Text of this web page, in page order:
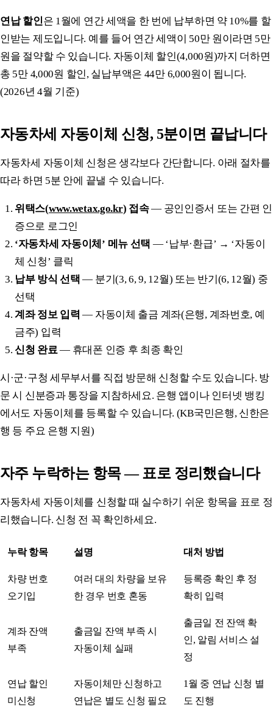
연납 할인은 1월에 연간 세액을 한 번에 납부하면 약 10%를 할
인받는 제도입니다. 예를 들어 연간 세액이 50만 원이라면 5만
원을 절약할 수 있습니다. 자동이체 할인(4,000원)까지 더하면
총 5만 4,000원 할인, 실납부액은 44만 6,000원이 됩니다.
(2026년 4월 기준)
자동차세 자동이체 신청, 5분이면 끝납니다
자동차세 자동이체 신청은 생각보다 간단합니다. 아래 절차를
따라 하면 5분 안에 끝낼 수 있습니다.
위택스(www.wetax.go.kr) 접속— 공인인증서 또는 간편 인
증으로 로그인
‘자동차세 자동이체’ 메뉴 선택 — ‘납부·환급’ → ‘자동이
체 신청’ 클릭
납부 방식 선택 — 분기(3, 6, 9, 12월) 또는 반기(6, 12월) 중
선택
계좌 정보 입력 — 자동이체 출금 계좌(은행, 계좌번호, 예
금주) 입력
신청 완료 — 휴대폰 인증 후 최종 확인
시·군·구청 세무부서를 직접 방문해 신청할 수도 있습니다. 방
문 시 신분증과 통장을 지참하세요. 은행 앱이나 인터넷 뱅킹
에서도 자동이체를 등록할 수 있습니다. (KB국민은행, 신한은
행 등 주요 은행 지원)
자주 누락하는 항목 — 표로 정리했습니다
자동차세 자동이체를 신청할 때 실수하기 쉬운 항목을 표로 정
리했습니다. 신청 전 꼭 확인하세요.
누락 항목 설명 대처 방법
차량 번호
오기입
여러 대의 차량을 보유
한 경우 번호 혼동
등록증 확인 후 정
확히 입력
계좌 잔액
부족
출금일 잔액 부족 시
자동이체 실패
출금일 전 잔액 확
인, 알림 서비스 설
정
연납 할인
미신청
자동이체만 신청하고
연납은 별도 신청 필요
1월 중 연납 신청 별
도 진행